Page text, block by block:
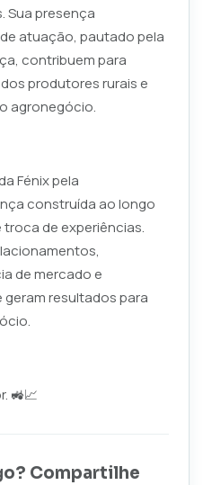
Sua presença
atuação, pautado pela
contribuem para
produtores rurais e
agronegócio.
Fénix pela
construída ao longo
de experiências.
de mercado e
resultados para
🚜📈
Compartilhe